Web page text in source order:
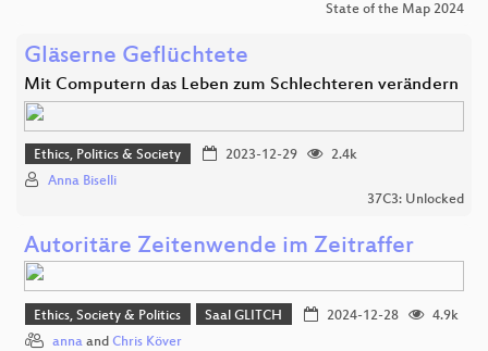
State of the Map 2024
Gläserne Geflüchtete
Mit Computern das Leben zum Schlechteren verändern
Ethics, Politics & Society 2023-12-29
2.4k
Anna Biselli
37C3: Unlocked
Autoritäre Zeitenwende im Zeitraffer
Ethics, Society & Politics Saal GLITCH 2024-12-28
4.9k
anna and Chris Köver